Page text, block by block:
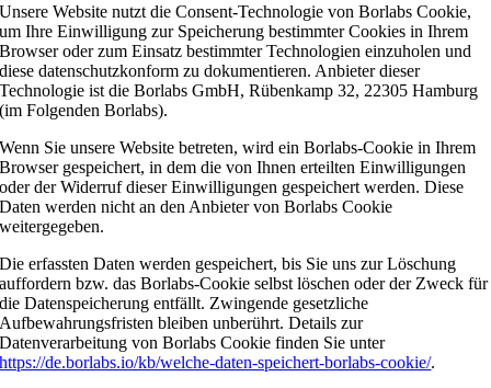
Unsere Website nutzt die Consent-Technologie von Borlabs Cookie,
um Ihre Einwilligung zur Speicherung bestimmter Cookies in Ihrem
Browser oder zum Einsatz bestimmter Technologien einzuholen und
diese datenschutzkonform zu dokumentieren. Anbieter dieser
Technologie ist die Borlabs GmbH, Rübenkamp 32, 22305 Hamburg
(im Folgenden Borlabs).
Wenn Sie unsere Website betreten, wird ein Borlabs-Cookie in Ihrem
Browser gespeichert, in dem die von Ihnen erteilten Einwilligungen
oder der Widerruf dieser Einwilligungen gespeichert werden. Diese
Daten werden nicht an den Anbieter von Borlabs Cookie
weitergegeben.
Die erfassten Daten werden gespeichert, bis Sie uns zur Löschung
auffordern bzw. das Borlabs-Cookie selbst löschen oder der Zweck für
die Datenspeicherung entfällt. Zwingende gesetzliche
Aufbewahrungsfristen bleiben unberührt. Details zur
Datenverarbeitung von Borlabs Cookie finden Sie unter
https://de.borlabs.io/kb/welche-daten-speichert-borlabs-cookie/.